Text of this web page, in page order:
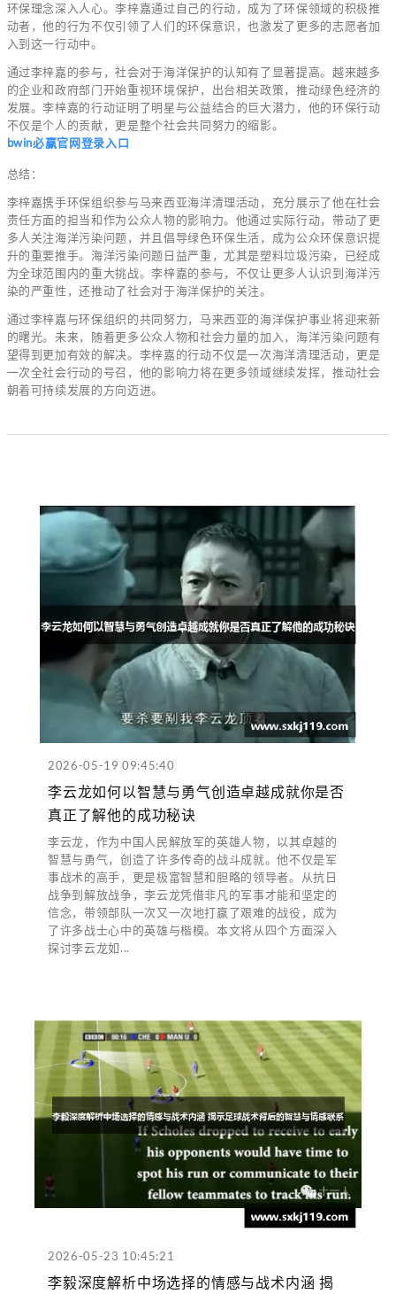
环保理念深入人心。李梓嘉通过自己的行动，成为了环保领域的积极推
动者，他的行为不仅引领了人们的环保意识，也激发了更多的志愿者加
入到这一行动中。
通过李梓嘉的参与，社会对于海洋保护的认知有了显著提高。越来越多
的企业和政府部门开始重视环境保护，出台相关政策，推动绿色经济的
发展。李梓嘉的行动证明了明星与公益结合的巨大潜力，他的环保行动
不仅是个人的贡献，更是整个社会共同努力的缩影。
bwin必赢官网登录入口
总结：
李梓嘉携手环保组织参与马来西亚海洋清理活动，充分展示了他在社会
责任方面的担当和作为公众人物的影响力。他通过实际行动，带动了更
多人关注海洋污染问题，并且倡导绿色环保生活，成为公众环保意识提
升的重要推手。海洋污染问题日益严重，尤其是塑料垃圾污染，已经成
为全球范围内的重大挑战。李梓嘉的参与，不仅让更多人认识到海洋污
染的严重性，还推动了社会对于海洋保护的关注。
通过李梓嘉与环保组织的共同努力，马来西亚的海洋保护事业将迎来新
的曙光。未来，随着更多公众人物和社会力量的加入，海洋污染问题有
望得到更加有效的解决。李梓嘉的行动不仅是一次海洋清理活动，更是
一次全社会行动的号召，他的影响力将在更多领域继续发挥，推动社会
朝着可持续发展的方向迈进。
2026-05-19 09:45:40
李云龙如何以智慧与勇气创造卓越成就你是否
真正了解他的成功秘诀
李云龙，作为中国人民解放军的英雄人物，以其卓越的
智慧与勇气，创造了许多传奇的战斗成就。他不仅是军
事战术的高手，更是极富智慧和胆略的领导者。从抗日
战争到解放战争，李云龙凭借非凡的军事才能和坚定的
信念，带领部队一次又一次地打赢了艰难的战役，成为
了许多战士心中的英雄与楷模。本文将从四个方面深入
探讨李云龙如...
2026-05-23 10:45:21
李毅深度解析中场选择的情感与战术内涵 揭